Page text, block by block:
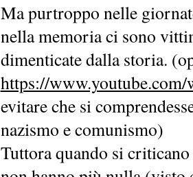
Ma purtroppo nelle
nella memoria ci sono
dimenticate dalla storia.
https://
evitare che si
nazismo e comunismo)
Tuttora quando si